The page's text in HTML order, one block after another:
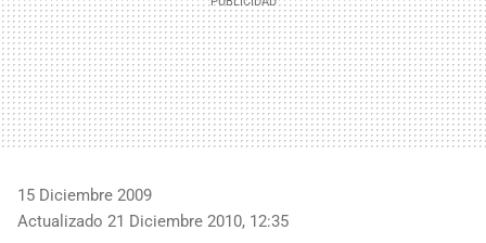
15 Diciembre 2009
Actualizado 21 Diciembre 2010, 12:35